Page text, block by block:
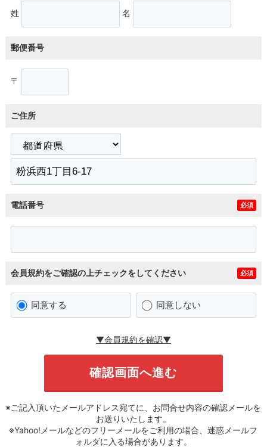
姓 名
郵便番号
〒
ご住所
電話番号 必須
会員規約をご確認の上チェックをしてください 必須
同意する 同意しない
▼会員規約を確認▼
※ご記入頂いたメールアドレス宛てに、お問合せ内容の確認メールを
お送りいたします。
※Yahoo!メールなどのフリーメールをご利用の場合、迷惑メールフ
ォルダに入る場合があります。